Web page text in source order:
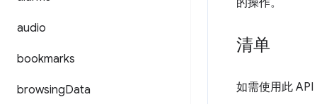
audio
bookmarks
browsingData
的操作。
清单
如需使用此 API